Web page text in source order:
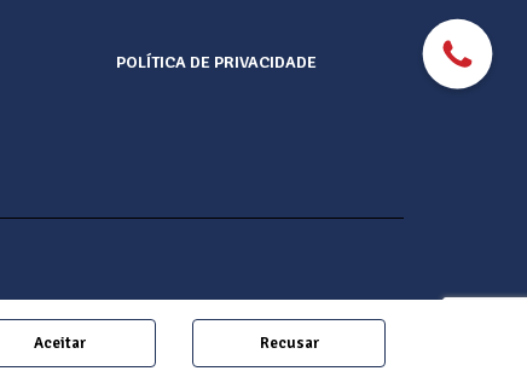
POLÍTICA DE PRIVACIDADE
Aceitar Recusar